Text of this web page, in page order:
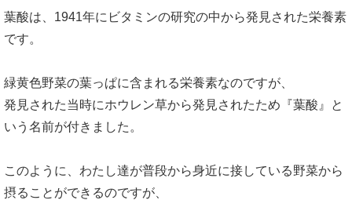
葉酸は、1941年にビタミンの研究の中から発見された栄養素
です。
緑黄色野菜の葉っぱに含まれる栄養素なのですが、
発見された当時にホウレン草から発見されたため『葉酸』と
いう名前が付きました。
このように、わたし達が普段から身近に接している野菜から
摂ることができるのですが、